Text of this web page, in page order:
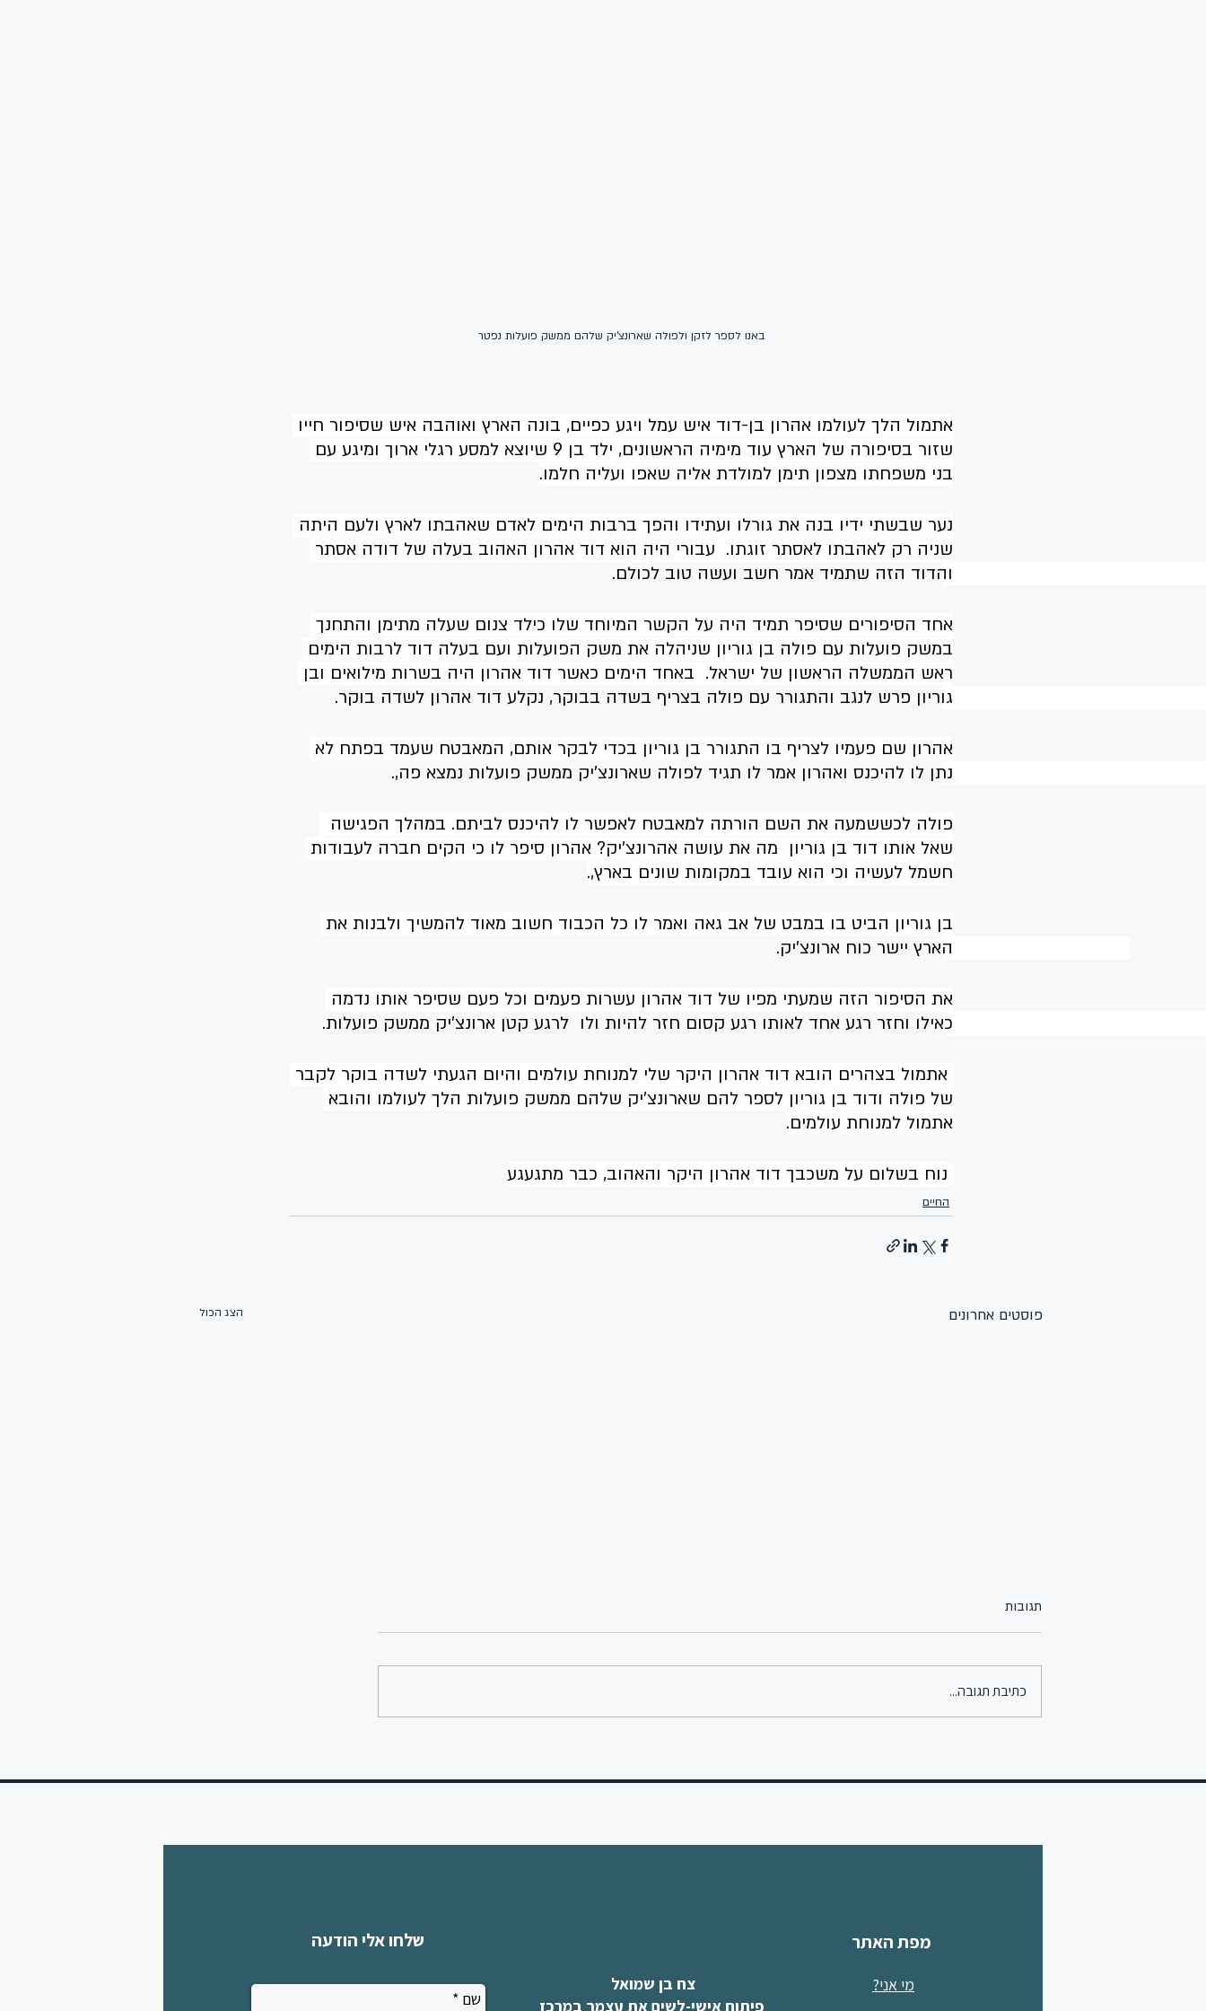
באנו לספר לזקן ולפולה שארונצ'יק שלהם ממשק פועלות נפטר
אתמול הלך לעולמו אהרון בן-דוד איש עמל ויגע כפיים, בונה הארץ ואוהבה איש שסיפור חייו
שזור בסיפורה של הארץ עוד מימיה הראשונים, ילד בן 9 שיוצא למסע רגלי ארוך ומיגע עם
בני משפחתו מצפון תימן למולדת אליה שאפו ועליה חלמו.
נער שבשתי ידיו בנה את גורלו ועתידו והפך ברבות הימים לאדם שאהבתו לארץ ולעם היתה
שניה רק לאהבתו לאסתר זוגתו.  עבורי היה הוא דוד אהרון האהוב בעלה של דודה אסתר
והדוד הזה שתמיד אמר חשב ועשה טוב לכולם.
אחד הסיפורים שסיפר תמיד היה על הקשר המיוחד שלו כילד צנום שעלה מתימן והתחנך
במשק פועלות עם פולה בן גוריון שניהלה את משק הפועלות ועם בעלה דוד לרבות הימים
ראש הממשלה הראשון של ישראל.  באחד הימים כאשר דוד אהרון היה בשרות מילואים ובן
גוריון פרש לנגב והתגורר עם פולה בצריף בשדה בבוקר, נקלע דוד אהרון לשדה בוקר.
אהרון שם פעמיו לצריף בו התגורר בן גוריון בכדי לבקר אותם, המאבטח שעמד בפתח לא
נתן לו להיכנס ואהרון אמר לו תגיד לפולה שארונצ'יק ממשק פועלות נמצא פה,.
פולה לכששמעה את השם הורתה למאבטח לאפשר לו להיכנס לביתם. במהלך הפגישה
שאל אותו דוד בן גוריון  מה את עושה אהרונצ'יק? אהרון סיפר לו כי הקים חברה לעבודות
חשמל לעשיה וכי הוא עובד במקומות שונים בארץ,.
בן גוריון הביט בו במבט של אב גאה ואמר לו כל הכבוד חשוב מאוד להמשיך ולבנות את
הארץ יישר כוח ארונצ'יק.
את הסיפור הזה שמעתי מפיו של דוד אהרון עשרות פעמים וכל פעם שסיפר אותו נדמה
כאילו וחזר רגע אחד לאותו רגע קסום חזר להיות ולו  לרגע קטן ארונצ'יק ממשק פועלות.
אתמול בצהרים הובא דוד אהרון היקר שלי למנוחת עולמים והיום הגעתי לשדה בוקר לקבר
של פולה ודוד בן גוריון לספר להם שארונצ'יק שלהם ממשק פועלות הלך לעולמו והובא
אתמול למנוחת עולמים.
החיים
פוסטים אחרונים הצג הכול
תגובות
כתיבת תגובה...
שלחו אלי הודעה
צח בן שמואל
פיתוח אישי-לשים את עצמך במרכז
מפת האתר
מי אני?